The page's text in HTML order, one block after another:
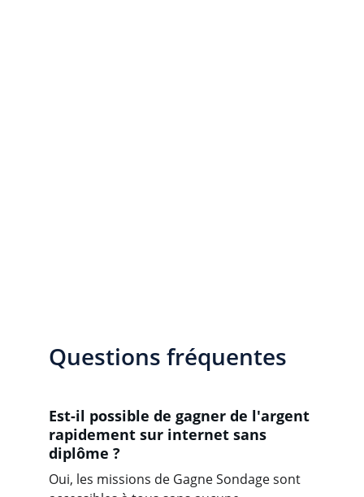
Questions fréquentes
Est-il possible de gagner de l'argent
rapidement sur internet sans
diplôme ?
Oui, les missions de Gagne Sondage sont